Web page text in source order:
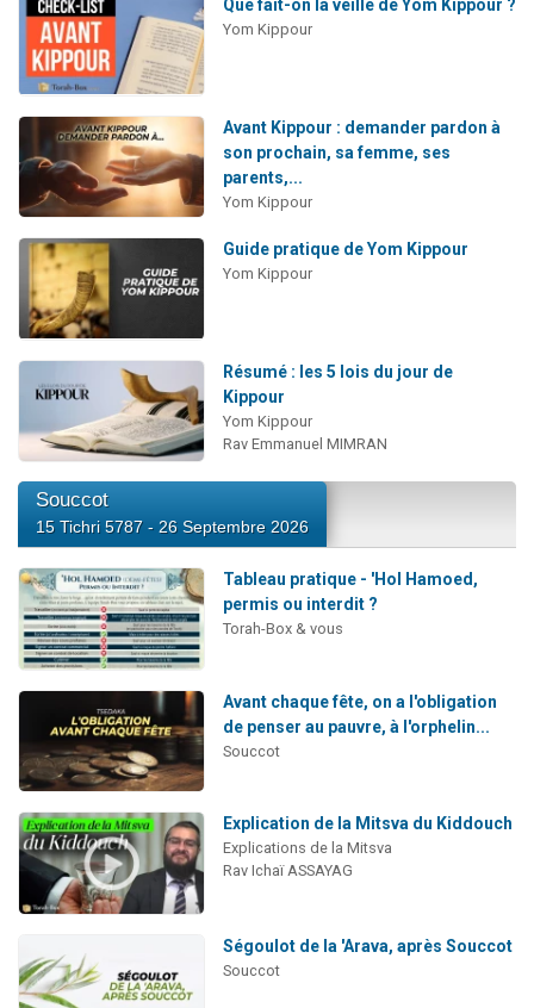
Que fait-on la veille de Yom Kippour ?
Yom Kippour
Avant Kippour : demander pardon à
son prochain, sa femme, ses
parents,...
Yom Kippour
Guide pratique de Yom Kippour
Yom Kippour
Résumé : les 5 lois du jour de
Kippour
Yom Kippour
Rav Emmanuel MIMRAN
Souccot
15 Tichri 5787 - 26 Septembre 2026
Tableau pratique - 'Hol Hamoed,
permis ou interdit ?
Torah-Box & vous
Avant chaque fête, on a l'obligation
de penser au pauvre, à l'orphelin...
Souccot
Explication de la Mitsva du Kiddouch
Explications de la Mitsva
Rav Ichaï ASSAYAG
Ségoulot de la 'Arava, après Souccot
Souccot